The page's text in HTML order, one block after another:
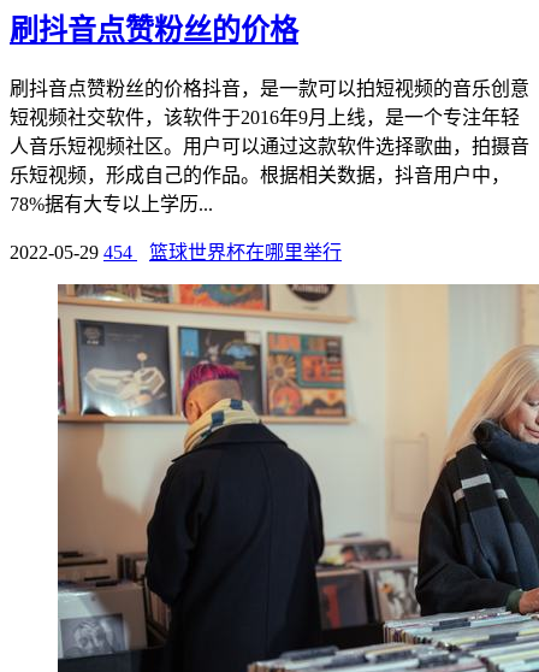
刷抖音点赞粉丝的价格
刷抖音点赞粉丝的价格抖音，是一款可以拍短视频的音乐创意
短视频社交软件，该软件于2016年9月上线，是一个专注年轻
人音乐短视频社区。用户可以通过这款软件选择歌曲，拍摄音
乐短视频，形成自己的作品。根据相关数据，抖音用户中，
78%据有大专以上学历...
2022-05-29 454 篮球世界杯在哪里举行